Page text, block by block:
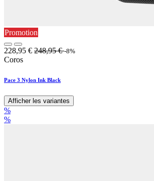
Promotion
228,95 € 248,95€ -8%
Coros
Pace 3 Nylon Ink Black
Afficher les variantes
%
%